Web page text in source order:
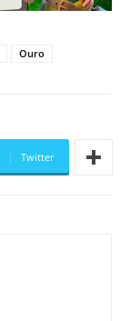
Ouro
Twitter